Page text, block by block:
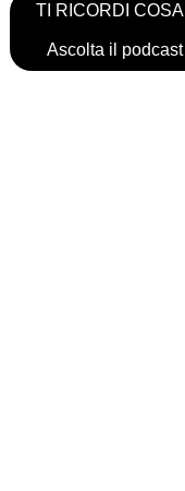
TI RICORDI
Ascolta il